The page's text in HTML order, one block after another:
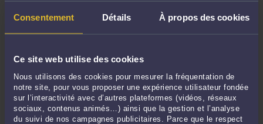
Consentement Détails À propos des cookies
Ce site web utilise des cookies
Nous utilisons des cookies pour mesurer la fréquentation de
notre site, pour vous proposer une expérience utilisateur fondée
sur l’interactivité avec d’autres plateformes (vidéos, réseaux
sociaux, contenus animés…) ainsi que la gestion et l’analyse
du suivi de nos campagnes publicitaires. Parce que le respect
Derniers commentaires
Le 9 juin 2026 à 22:19 sur Conduite malgré l’invalidation ...
ALIS :
« Osta IPTV Finland – 25 000+ kanavaa HD & 4K. Vakaa yhteys, välitön ... »
Le 5 juin 2026 à 21:49surPermis invalidé par erreur : ...